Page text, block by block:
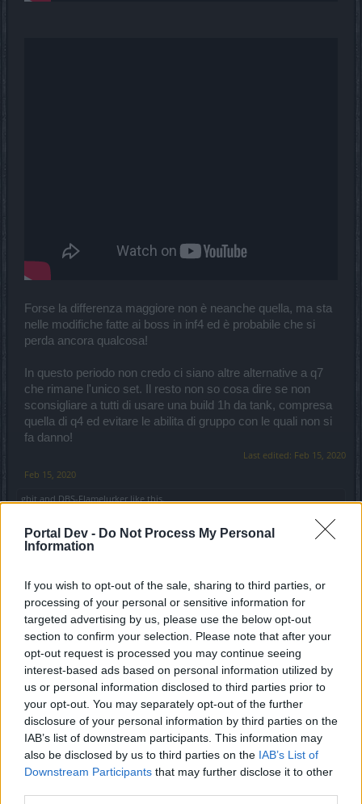
Portal Dev - Do Not Process My Personal
Information
If you wish to opt-out of the sale, sharing to third parties, or
processing of your personal or sensitive information for
targeted advertising by us, please use the below opt-out
section to confirm your selection. Please note that after your
opt-out request is processed you may continue seeing
interest-based ads based on personal information utilized by
us or personal information disclosed to third parties prior to
your opt-out. You may separately opt-out of the further
disclosure of your personal information by third parties on the
IAB’s list of downstream participants. This information may
also be disclosed by us to third parties on the IAB’s List of
Downstream Participants that may further disclose it to other
Forse la differenza maggiore non è neanche quella, ma sta
nelle modifiche fatte ai boss in inf4 ed è probabile che si
perda ancora qualcosa!
In questo periodo non credo ci siano altre alternative a q7
che rimane l'unico set. Il resto non so cosa dire se non
sconsigliare a tutti di usare una build 1h da tank, compresa
quella di q4 ed evitare le abilita di gruppo con le quali non si
fa danno!
Last edited: Feb 15, 2020
Feb 15, 2020
gbitandDBS-Flamelurkerlike this.
DBS-Flamelurker
Sì, il Q7 rimane l'opzione migliore. Purtroppo, seppur
decente, il Q4 non può competere. L'unico rimane il Mago
con qualche opzione in più, almeno per il momento.
Ad ogni modo, con quelle statistiche offensive, dovresti
letteralmente polverizzare un boss a Inf1, ma il danno è
stato così svalutato dalla 220 che non ha nemmeno più
senso potenziarsi, perché non otterrai MAI tempi buoni oltre
Inf1. Hanno fatto un bel pasticcio per risolvere la 214, bella
roba!